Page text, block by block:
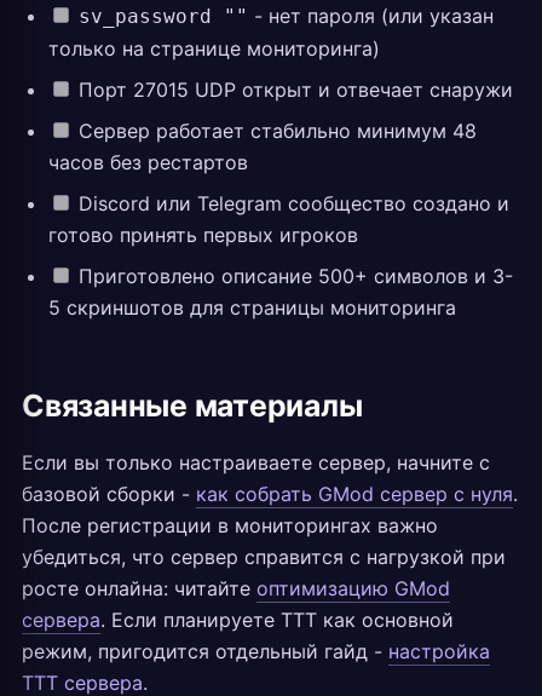
sv_password "" - нет пароля (или указан
только на странице мониторинга)
Порт 27015 UDP открыт и отвечает снаружи
Сервер работает стабильно минимум 48
часов без рестартов
Discord или Telegram сообщество создано и
готово принять первых игроков
Приготовлено описание 500+ символов и 3-
5 скриншотов для страницы мониторинга
Связанные материалы
Если вы только настраиваете сервер, начните с
базовой сборки - как собрать GMod сервер с нуля.
После регистрации в мониторингах важно
убедиться, что сервер справится с нагрузкой при
росте онлайна: читайте оптимизацию GMod
сервера. Если планируете TTT как основной
режим, пригодится отдельный гайд - настройка
TTT сервера.